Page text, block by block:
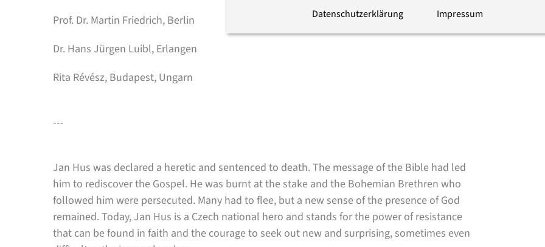
Prof. Dr. Martin Friedrich, Berlin
Dr. Hans Jürgen Luibl, Erlangen
Rita Révész, Budapest, Ungarn
---
Jan Hus was declared a heretic and sentenced to death. The message of the Bible had led
him to rediscover the Gospel. He was burnt at the stake and the Bohemian Brethren who
followed him were persecuted. Many had to flee, but a new sense of the presence of God
remained. Today, Jan Hus is a Czech national hero and stands for the power of resistance
that can be found in faith and the courage to seek out new and surprising, sometimes even
Datenschutzerklärung Impressum